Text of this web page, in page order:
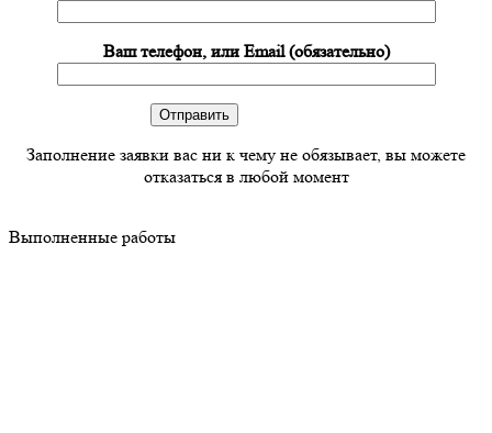
Ваш телефон, или Email (обязательно)
Заполнение заявки вас ни к чему не обязывает, вы можете
отказаться в любой момент
Выполненные работы